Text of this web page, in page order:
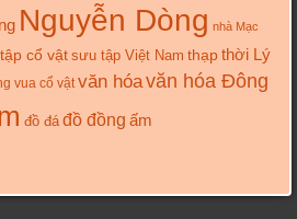
Nguyễn Dòng nhà Mạc
cổ vật sưu tập Việt Nam thạp thời Lý
vua cổ vật văn hóavăn hóa Đông
đồ đá đồ đồng ấm